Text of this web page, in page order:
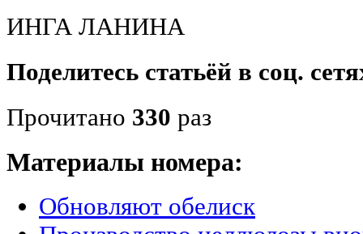
ИНГА ЛАНИНА
Поделитесь статьёй в соц.
Прочитано 330 раз
Материалы номера:
Обновляют обелиск